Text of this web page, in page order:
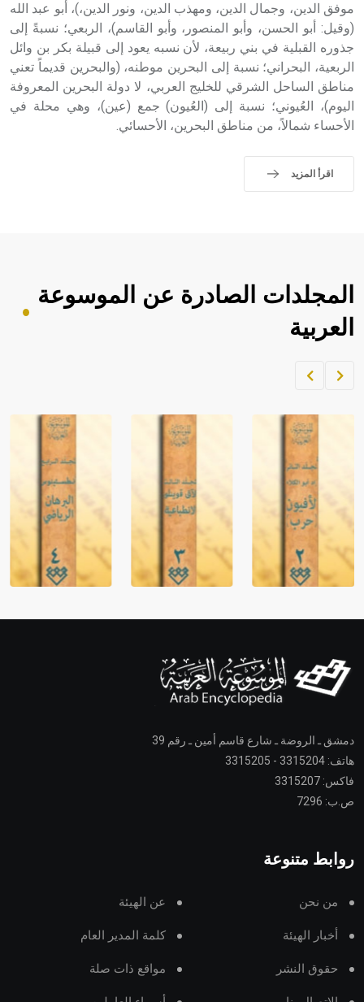
موفق الدين، وجمال الدين، ومهذب الدين، ونور الدين،)، أبو عبد الله
(وقيل: أبو الحسن، وأبو المنصور، وأبو القاسم)، الربعي؛ نسبةً إلى
جذوره القبلية في بني ربيعة، لأن نسبه يعود إلى قبيلة بكر بن وائل
الربعية، البحراني؛ نسبة إلى البحرين موطنه، (والبحرين قديماً تعني
مناطق الساحل الشرقي للخليج العربي، لا دولة البحرين المعروفة
اليوم)، العُيوني؛ نسبة إلى (العُيون) جمع (عين)، وهي محلة في
الأحساء شمالاً، من مناطق البحرين، الأحسائي.
اقرأ المزيد
المجلدات الصادرة عن الموسوعة
العربية
دمشق ـ الروضة ـ شارع قاسم أمين ـ رقم 39
هاتف: 3315204 - 3315205
فاكس: 3315207
ص.ب: 7296
روابط متنوعة
من نحن عن الهيئة
أخبار الهيئة كلمة المدير العام
حقوق النشر مواقع ذات صلة